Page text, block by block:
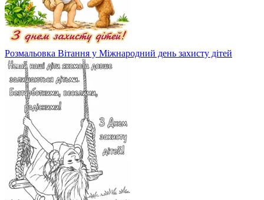
Розмальовка Вітання у Міжнародний день захисту дітей